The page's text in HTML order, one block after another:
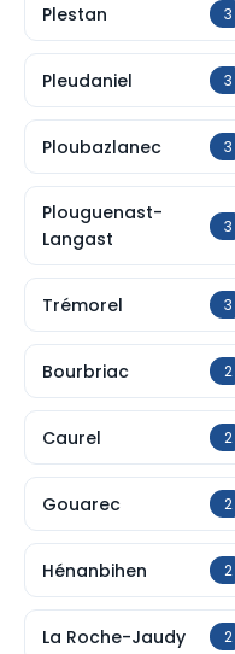
Plestan 3
Pleudaniel 3
Ploubazlanec 3
Plouguenast-
Langast
3
Trémorel 3
Bourbriac 2
Caurel 2
Gouarec 2
Hénanbihen 2
La Roche-Jaudy 2